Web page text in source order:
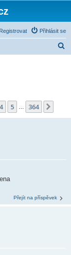
Přihlásit se
Registrovat
4 5 364
Přejít na příspěvek